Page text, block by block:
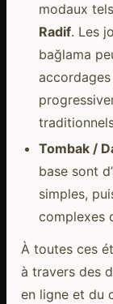
modaux
Radif. Les
bağlama
Tombak /
base sont
simples,
complexes
À toutes ces
à travers des
en ligne et du